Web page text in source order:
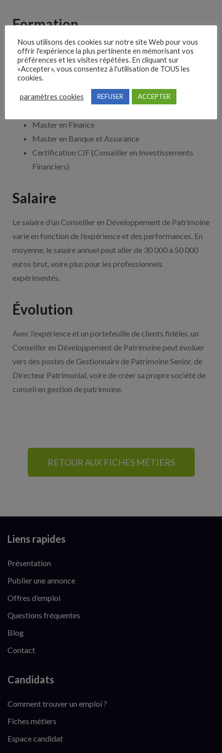
Formation
Pour devenir Conseiller en Développement de Patrimoine,
il est recommandé d’obtenir une formation en finance,
gestion de patrimoine ou assurance. Voici quelques
formations existantes en France :
Master en Finance
Master en Banque et Assurance
Certification CIF (Conseiller en Investissements
Financiers)
Salaire
Le salaire d’un Conseiller en Développement de Patrimoine
varie en fonction de l’expérience et des performances. En
moyenne, le salaire annuel peut aller de 30 000 à 50 000
euros brut, voire plus pour les professionnels
expérimentés.
Évolution
Avec l’expérience et un portefeuille de clients fidèles, un
Conseiller en Développement de Patrimoine peut évoluer
vers des postes de Gestionnaire de Patrimoine Senior, de
Directeur Patrimonial, voire de créer sa propre société de
conseil en gestion de patrimoine.
RETOUR AUX FICHES MÉTIERS
Liens rapides
Présentation
Publier une annonce
Offres d’emploi
Questions fréquentes
Blog
Contact
Candidats
Comment trouver un emploi ?
Fiches métiers
Espace candidat
Nous utilisons des cookies sur notre site Web pour vous
offrir l'expérience la plus pertinente en mémorisant vos
préférences et les visites répétées. En cliquant sur
«Accepter», vous consentez à l'utilisation de TOUS les
cookies.
paramètres cookies REFUSER ACCEPTER